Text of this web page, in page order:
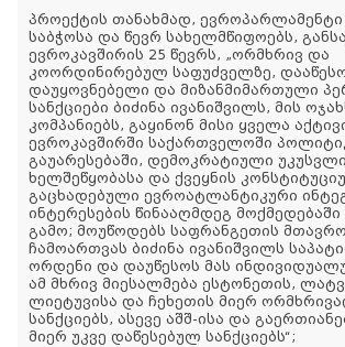
პროექტის თანახმად,
საბჭოსა და წევრ სახელმწიფოებს,
ევროკავშირის 25 წევრს, „ორმხრივ და
კოორდინირებულ საფუძველზე,
დაუყოვნებელი და მიზანმიმართული
სანქციები ბიძინა ივანიშვილს, მის
კომპანიებს, გაყინონ მისი ყველა
ევროკავშირში საქართველოში
გაუარესებაში, დემოკრატიული
ხელშეწყობასა და ქვეყნის
გაცხადებული ევროატლანტიკური
ინტერესების წინააღმდეგ
გამო; მოუწოდებს საფრანგეთის
ჩამოართვას ბიძინა ივანიშვილს
ორდენი და დაუწესოს მას
ამ მხრივ მიესალმება ესტონეთის,
ლიეტუვისა და ჩეხეთის მიერ
სანქციებს, ასევე აშშ-ისა და
მიერ უკვე დაწესებულ სანქციებს“;